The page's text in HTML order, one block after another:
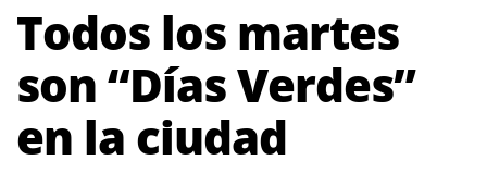
Todos los martes
son “Días Verdes”
en la ciudad